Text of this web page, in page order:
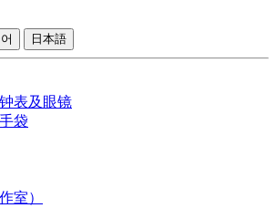
日本語
表及眼镜
袋
室）